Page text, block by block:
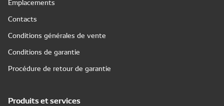
Emplacements
Contacts
Conditions générales de vente
Conditions de garantie
Procédure de retour de garantie
Produits et services